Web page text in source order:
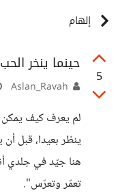
إلهام
5
حينما ينخر
لم يعرف كيف يمكن
ينظر بعيدا، قبل
هنا جيّد في جلدي
تعمّر وتعرّس".